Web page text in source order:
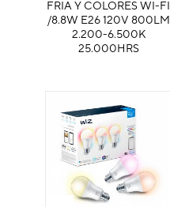
FRIA Y COLORES WI-FI
/8.8W E26 120V 800LM
2.200-6.500K
25.000HRS